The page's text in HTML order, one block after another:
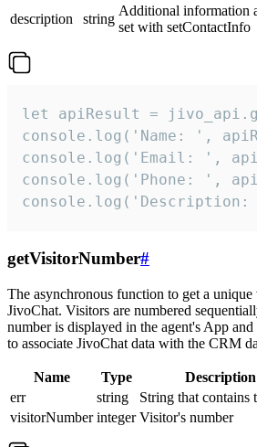
description
string
Additional information
set with setContactInfo
let apiResult =
console.log('Name: ',
console.log('Email: ',
console.log('Phone: ',
getVisitorNumber#
The asynchronous function to get a
JivoChat. Visitors are numbered
number is displayed in the agent's App and
to associate JivoChat data with the CRM
Name Type
Description
err
string
String that contains
visitorNumber integer Visitor's number